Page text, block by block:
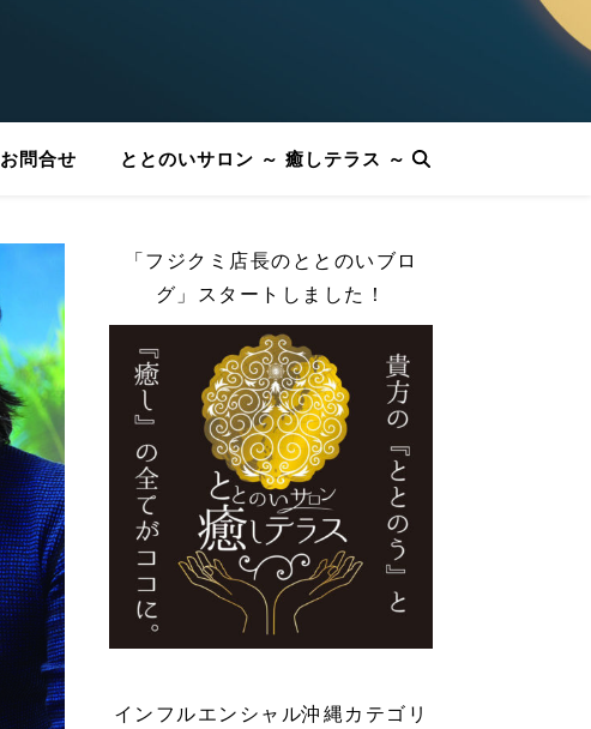
お問合せ ととのいサロン ～ 癒しテラス ～
「フジクミ店長のととのいブロ
グ」スタートしました！
インフルエンシャル沖縄カテゴリ